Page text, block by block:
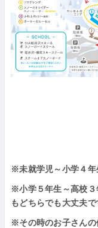
※未就学児～小学４年
※小学５年生～高校３
もどちらでも大丈夫で
※その時のお子さんの